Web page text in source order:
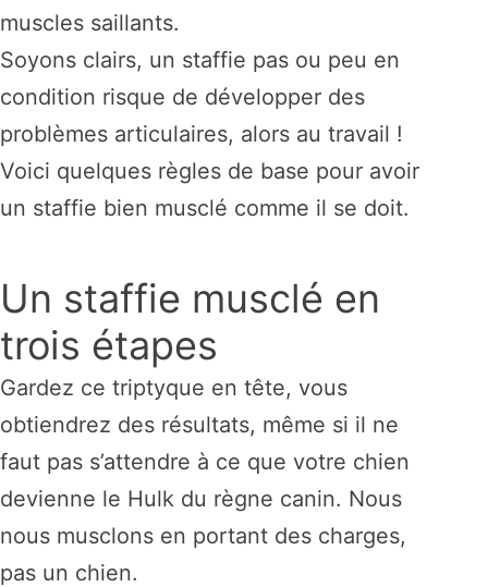
muscles saillants.
Soyons clairs, un staffie pas ou peu en
condition risque de développer des
problèmes articulaires, alors au travail !
Voici quelques règles de base pour avoir
un staffie bien musclé comme il se doit.
Un staffie musclé en
trois étapes
Gardez ce triptyque en tête, vous
obtiendrez des résultats, même si il ne
faut pas s’attendre à ce que votre chien
devienne le Hulk du règne canin. Nous
nous musclons en portant des charges,
pas un chien.